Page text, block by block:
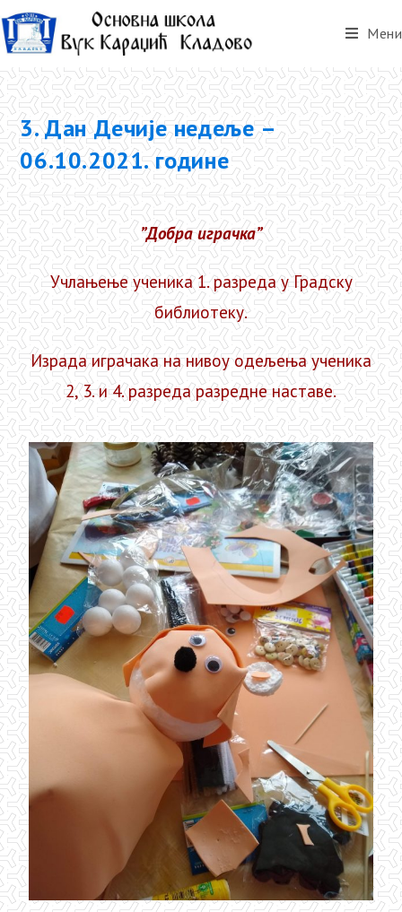
Мени
3. Дан Дечије недеље –
06.10.2021. године
”Добра играчка”
Учлањење ученика 1. разреда у Градску
библиотеку.
Израда играчака на нивоу одељења ученика
2, 3. и 4. разреда разредне наставе.